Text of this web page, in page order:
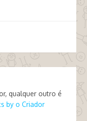
qualquer outro é
by o Criador